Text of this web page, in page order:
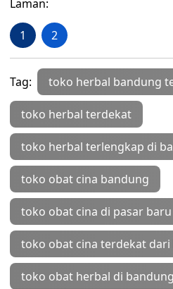
Laman:
1 2
Tag: toko herbal bandung
toko herbal terdekat
toko herbal terlengkap di
toko obat cina bandung
toko obat cina di pasar
toko obat cina terdekat dari
toko obat herbal di bandung